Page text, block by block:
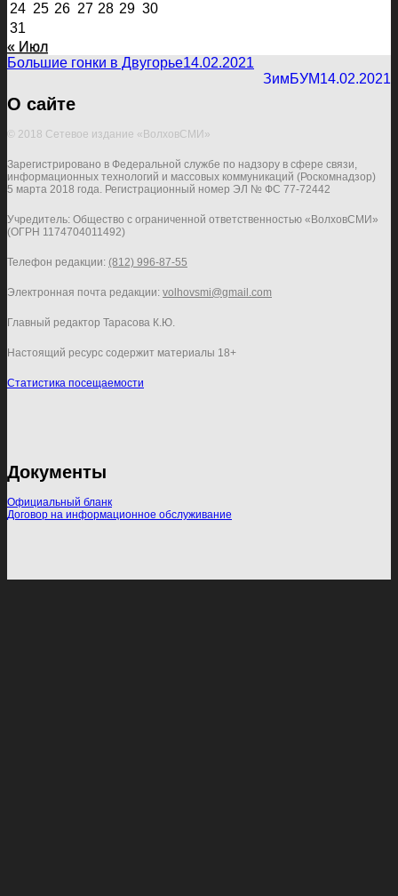
24 25 26 27 28 29 30
31
« Июл
Большие гонки в Двугорье14.02.2021
ЗимБУМ14.02.2021
О сайте
© 2018 Сетевое издание «ВолховСМИ»
Зарегистрировано в Федеральной службе по надзору в сфере связи,
информационных технологий и массовых коммуникаций (Роскомнадзор)
5 марта 2018 года. Регистрационный номер ЭЛ № ФС 77-72442
Учредитель: Общество с ограниченной ответственностью «ВолховСМИ»
(ОГРН 1174704011492)
Телефон редакции: (812) 996-87-55
Электронная почта редакции: volhovsmi@gmail.com
Главный редактор Тарасова К.Ю.
Настоящий ресурс содержит материалы 18+
Статистика посещаемости
Документы
Официальный бланк
Договор на информационное обслуживание